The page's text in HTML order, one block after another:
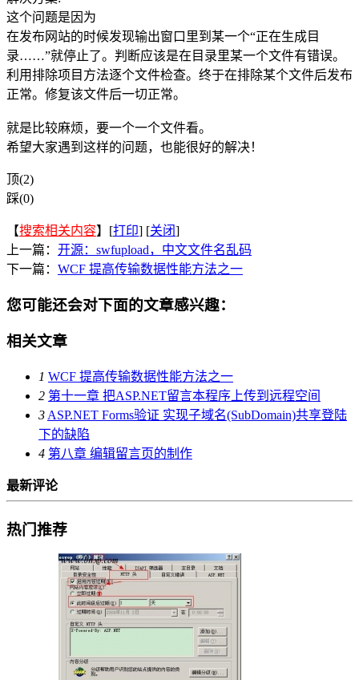
这个问题是因为
在发布网站的时候发现输出窗口里到某一个“正在生成目
录……”就停止了。判断应该是在目录里某一个文件有错误。
利用排除项目方法逐个文件检查。终于在排除某个文件后发布
正常。修复该文件后一切正常。
就是比较麻烦，要一个一个文件看。
希望大家遇到这样的问题，也能很好的解决！
顶(2)
踩(0)
【搜索相关内容】[打印] [关闭]
上一篇： 开源：swfupload，中文文件名乱码
下一篇： WCF 提高传输数据性能方法之一
您可能还会对下面的文章感兴趣：
相关文章
1 WCF 提高传输数据性能方法之一
2 第十一章 把ASP.NET留言本程序上传到远程空间
3 ASP.NET Forms验证 实现子域名(SubDomain)共享登陆
下的缺陷
4 第八章 编辑留言页的制作
最新评论
热门推荐